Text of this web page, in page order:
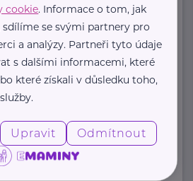
ČR
4 Praha 2
Praha 5
cookie. Informace o tom, jak
sdílíme se svými partnery pro
a analýzy. Partneři tyto údaje
s dalšími informacemi, které
které získali v důsledku toho,
Upravit Odmítnout